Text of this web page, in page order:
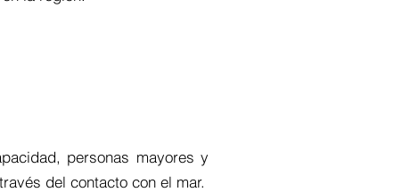
personas mayores y
del contacto con el mar.